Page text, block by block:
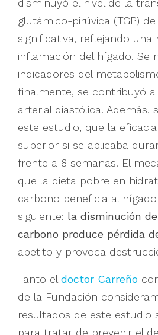
disminuyó el nivel de la
glutámico-pirúvica (TGP)
significativa, reflejando una
inflamación del hígado. Se
indicadores del
finalmente, se contribuyó
arterial diastólica. Además,
este estudio, que la
superior si se aplicaba
frente a 8 semanas. El
que la dieta pobre en
carbono beneficia al
siguiente: la disminución
carbono produce pérdida
apetito y provoca
Tanto el doctor Carreño
de la Fundación
resultados de este estudio
para tratar de prevenir el